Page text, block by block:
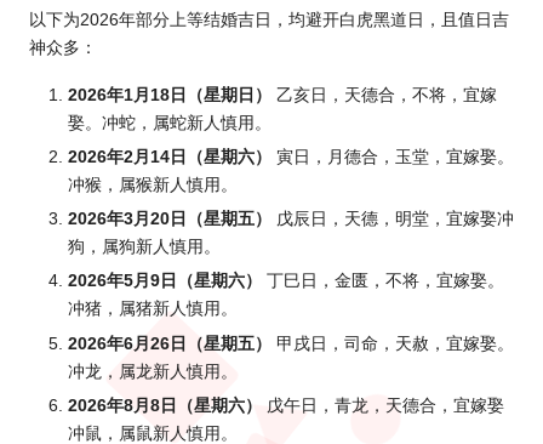
以下为2026年部分上等结婚吉日，均避开白虎黑道日，且值日吉
神众多：
2026年1月18日（星期日）
乙亥日，天德合，不将，宜嫁
娶。冲蛇，属蛇新人慎用。
2026年2月14日（星期六）
寅日，月德合，玉堂，宜嫁娶。
冲猴，属猴新人慎用。
2026年3月20日（星期五）
戊辰日，天德，明堂，宜嫁娶冲
狗，属狗新人慎用。
2026年5月 9日（星期六）
丁巳日，金匮，不将，宜嫁娶。
冲猪，属猪新人慎用。
2026年6月26日（星期五）
甲戌日，司命，天赦，宜嫁娶。
冲龙，属龙新人慎用。
2026年8月8日（星期六）
戊午日，青龙，天德合，宜嫁娶
冲鼠，属鼠新人慎用。